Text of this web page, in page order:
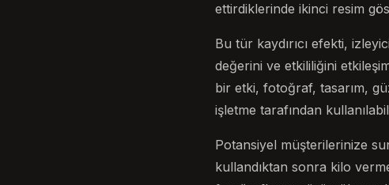
ettirdiklerinde ikinci resim
Bu tür kaydırıcı efekti,
değerini ve etkililiğini
bir etki, fotoğraf, tasarım,
işletme tarafından
Potansiyel müşterilerinize
kullandıktan sonra kilo